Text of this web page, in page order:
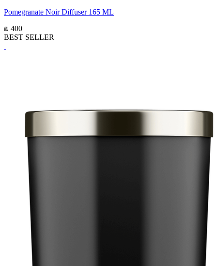
Pomegranate Noir Diffuser 165 ML
₪ 400
BEST SELLER